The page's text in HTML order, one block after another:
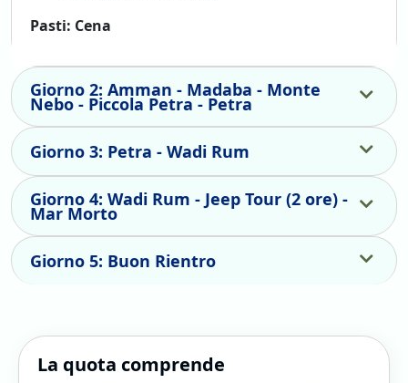
Pasti: Cena
Giorno 2: Amman - Madaba - Monte
Nebo - Piccola Petra - Petra
Giorno 3: Petra - Wadi Rum
Giorno 4: Wadi Rum - Jeep Tour (2 ore) -
Mar Morto
Giorno 5: Buon Rientro
La quota comprende